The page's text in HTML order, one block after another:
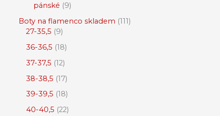
pánské 9
Boty na flamenco skladem 111
27-35,5 9
36-36,5 18
37-37,5 12
38-38,5 17
39-39,5 18
40-40,5 22